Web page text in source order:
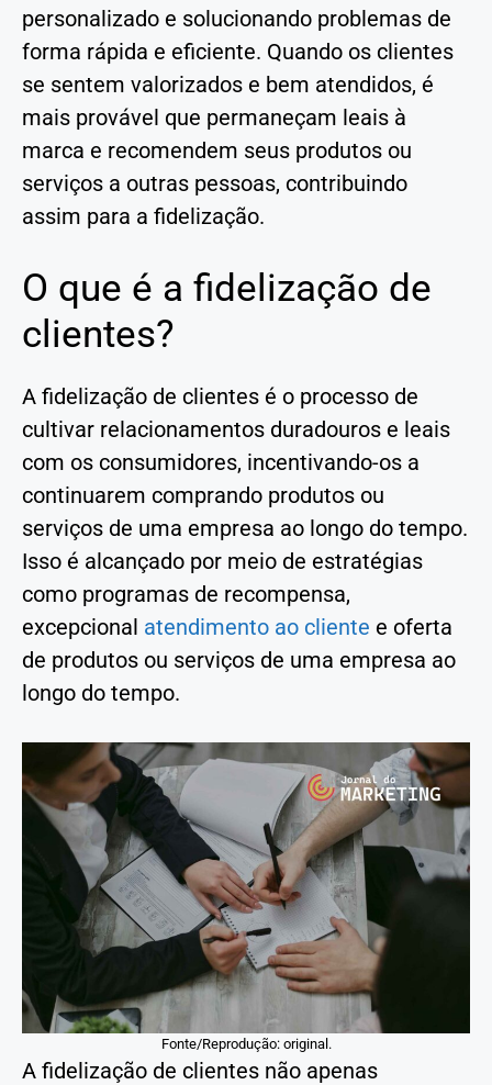
personalizado e solucionando problemas de
forma rápida e eficiente. Quando os clientes
se sentem valorizados e bem atendidos, é
mais provável que permaneçam leais à
marca e recomendem seus produtos ou
serviços a outras pessoas, contribuindo
assim para a fidelização.
O que é a fidelização de
clientes?
A fidelização de clientes é o processo de
cultivar relacionamentos duradouros e leais
com os consumidores, incentivando-os a
continuarem comprando produtos ou
serviços de uma empresa ao longo do tempo.
Isso é alcançado por meio de estratégias
como programas de recompensa,
excepcional atendimento ao cliente e oferta
de produtos ou serviços de uma empresa ao
longo do tempo.
Fonte/Reprodução: original.
A fidelização de clientes não apenas